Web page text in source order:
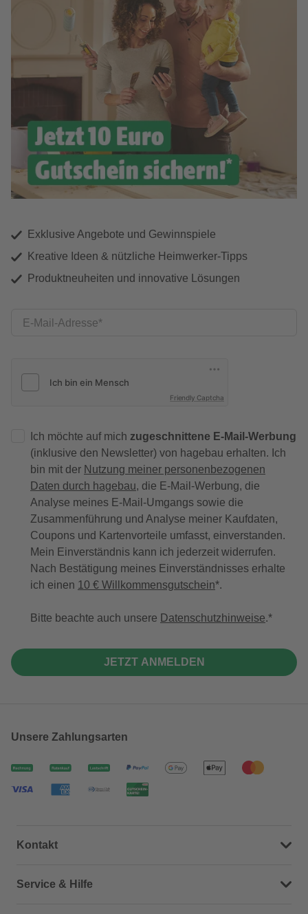
Exklusive Angebote und Gewinnspiele
Kreative Ideen & nützliche Heimwerker-Tipps
Produktneuheiten und innovative Lösungen
E-Mail-Adresse
Friendly Captcha
Ich möchte auf mich zugeschnittene E-Mail-Werbung
(inklusive den Newsletter) von hagebau erhalten. Ich
bin mit der Nutzung meiner personenbezogenen
Daten durch hagebau, die E-Mail-Werbung, die
Analyse meines E-Mail-Umgangs sowie die
Zusammenführung und Analyse meiner Kaufdaten,
Coupons und Kartenvorteile umfasst, einverstanden.
Mein Einverständnis kann ich jederzeit widerrufen.
Nach Bestätigung meines Einverständnisses erhalte
ich einen 10 € Willkommensgutschein*.
Bitte beachte auch unsere Datenschutzhinweise.
JETZT ANMELDEN
Unsere Zahlungsarten
Kontakt
Dein Kontakt zu uns
Service & Hilfe